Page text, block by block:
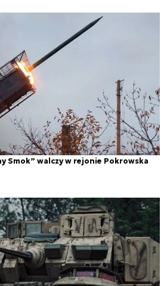
Smok” walczy w rejonie Pokrowska